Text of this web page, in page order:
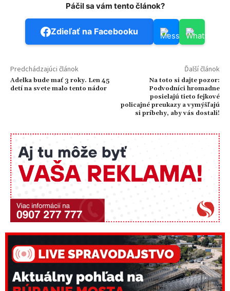
Páčil sa vám tento článok?
Zdieľať na Facebooku
Predchádzajúci článok
Adelka bude mať 3 roky. Len 45
detí na svete malo tento nádor
Ďalší článok
Na toto si dajte pozor:
Podvodníci hromadne
posielajú tieto fejkové
policajné preukazy a vymýšľajú
si príbehy, aby vás dostali!